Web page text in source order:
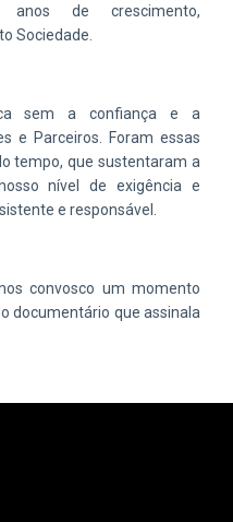
anos de crescimento,
Sociedade.
sem a confiança e a
e Parceiros. Foram essas
tempo, que sustentaram a
nível de exigência e
e responsável.
convosco um momento
documentário que assinala